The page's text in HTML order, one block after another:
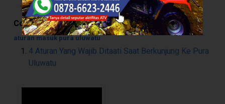
5/10Reviews
Contents
aturan masuk pura uluwatu
4 Aturan Yang Wajib Ditaati Saat Berkunjung Ke Pura
Uluwatu